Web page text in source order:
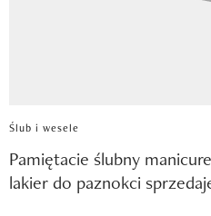
Ślub i wesele
Pamiętacie ślubny
lakier do paznokci